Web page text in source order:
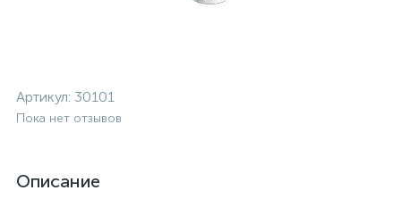
Артикул: 30101
Пока нет отзывов
Описание